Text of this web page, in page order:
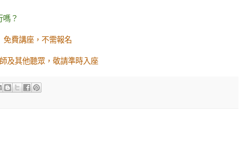
嗎？
免費講座，不需報名
及其他聽眾，敬請準時入座